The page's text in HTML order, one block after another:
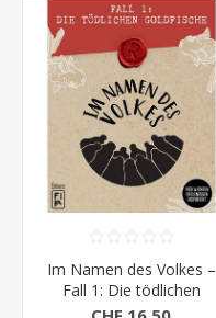
Im Namen des Volkes –
Fall 1: Die tödlichen
Goldfische